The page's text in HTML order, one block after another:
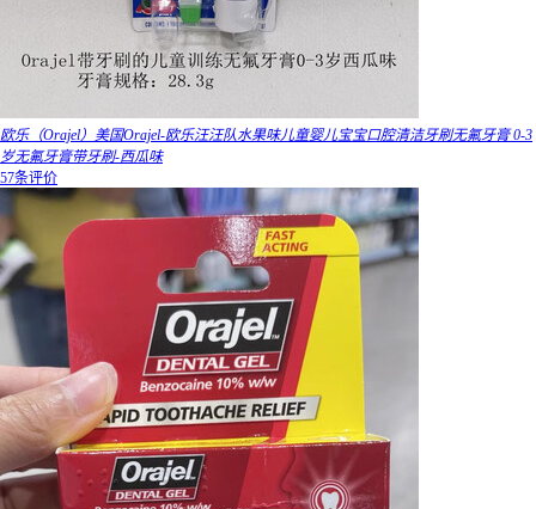
欧乐（Orajel）美国Orajel-欧乐汪汪队水果味儿童婴儿宝宝口腔清洁牙刷无氟牙膏 0-3
岁无氟牙膏带牙刷-西瓜味
57条评价